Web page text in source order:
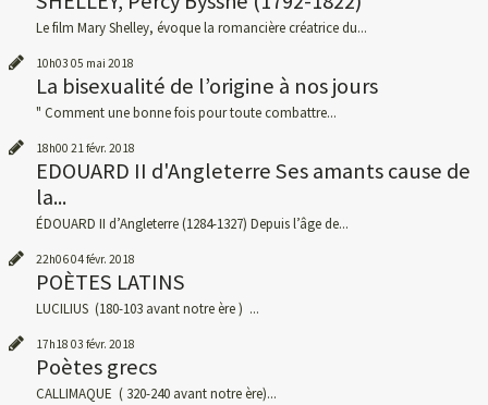
Le film Mary Shelley, évoque la romancière créatrice du...
10h03 05 mai 2018
La bisexualité de l’origine à nos jours
" Comment une bonne fois pour toute combattre...
18h00 21févr. 2018
EDOUARD II d'Angleterre Ses amants cause de
la...
ÉDOUARD II d’Angleterre (1284-1327) Depuis l’âge de...
22h0604févr. 2018
POÈTES LATINS
LUCILIUS (180-103 avant notre ère ) ...
17h18 03 févr. 2018
Poètes grecs
CALLIMAQUE ( 320-240 avant notre ère)...